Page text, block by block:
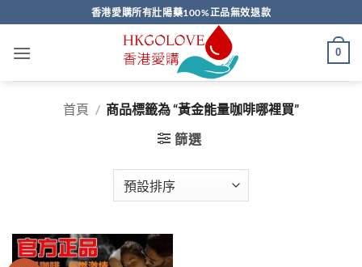
to
content
香港愛購所有壯陽藥100%正品無效退款
0
首頁 / 商品標籤為 “黃金能量咖啡哪裡買”
篩選